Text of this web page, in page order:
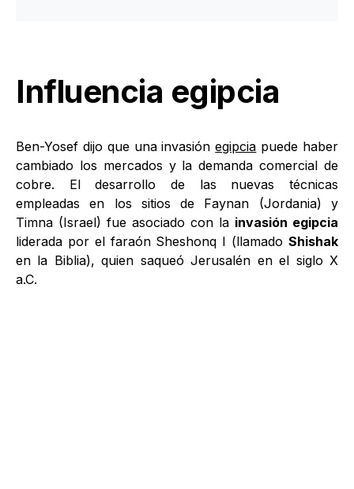
Influencia egipcia
Ben-Yosef dijo que una invasiónegipcia puede haber
cambiado los mercados y la demanda comercial de
cobre. El desarrollo de las nuevas técnicas
empleadas en los sitios de Faynan (Jordania) y
Timna (Israel) fue asociado con la invasión egipcia
liderada por el faraón Sheshonq I (llamado Shishak
en la Biblia), quien saqueó Jerusalén en el siglo X
a.C.